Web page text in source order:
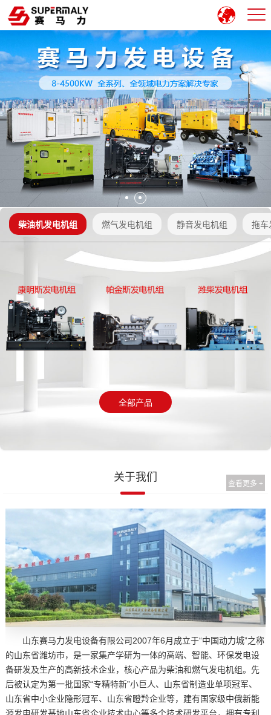
柴油机发电机组 燃气发电机组 静音发电机组 拖车
全部产品
关于我们
查看更多 +
山东赛马力发电设备有限公司2007年6月成立于“中国动力城”之称
的山东省潍坊市，是一家集产学研为一体的高端、智能、环保发电设
备研发及生产的高新技术企业，核心产品为柴油和燃气发电机组。先
后被认定为第一批国家“专精特新”小巨人、山东省制造业单项冠军、
山东省中小企业隐形冠军、山东省瞪羚企业等，建有国家级中俄新能
源发电研发基地山东省企业技术中心等多个技术研发平台，拥有专利